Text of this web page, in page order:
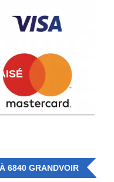
6840 GRANDVOIR